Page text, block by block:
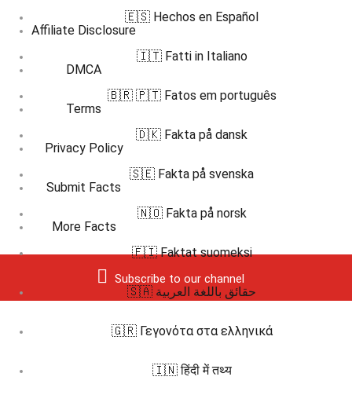
Affiliate Disclosure
DMCA
Terms
Privacy Policy
Submit Facts
More Facts
Subscribe to our channel
🇪🇸 Hechos en Español
🇮🇹 Fatti in Italiano
🇧🇷 🇵🇹 Fatos em português
🇩🇰 Fakta på dansk
🇸🇪 Fakta på svenska
🇳🇴 Fakta på norsk
🇫🇮 Faktat suomeksi
🇸🇦 حقائق باللغة العربية
🇬🇷 Γεγονότα στα ελληνικά
🇮🇳 हिंदी में तथ्य